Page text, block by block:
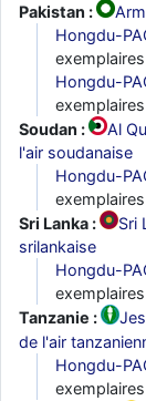
Pakistan :
Hongdu-
Hongdu-
Soudan :
Al
l'air soudanaise
Hongdu-
Sri Lanka :
Sri
srilankaise
Hongdu-
Tanzanie :
de l'air
Hongdu-